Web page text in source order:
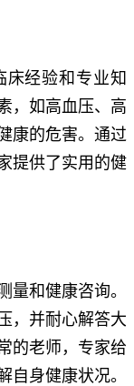
经验和专业知
，如高血压、高
康的危害。通过
提供了实用的健
量和健康咨询。
，并耐心解答大
的老师，专家给
自身健康状况。